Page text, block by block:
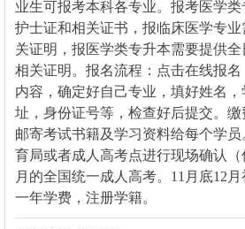
业生可报考本科各专业。报考医学
护士证和相关证书，报临床医学专
关证明，报医学类专升本需要提供
相关证明。报名流程：点击在线报
内容，确定好自己专业，填好姓名
址，身份证号等，检查好后提交。
邮寄考试书籍及学习资料给每个学
育局或者成人高考点进行现场确认
月的全国统一成人高考。11月底12
一年学费，注册学籍。